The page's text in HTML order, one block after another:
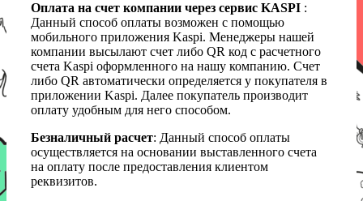
Оплата на счет компании через сервис KASPI :
Данный способ оплаты возможен с помощью
мобильного приложения Kaspi. Менеджеры нашей
компании высылают счет либо QR код с расчетного
счета Kaspi оформленного на нашу компанию. Счет
либо QR автоматически определяется у покупателя в
приложении Kaspi. Далее покупатель производит
оплату удобным для него способом.
Безналичный расчет: Данный способ оплаты
осуществляется на основании выставленного счета
на оплату после предоставления клиентом
реквизитов.